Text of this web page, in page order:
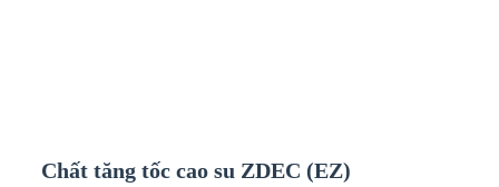
Chất tăng tốc cao su ZDEC (EZ)